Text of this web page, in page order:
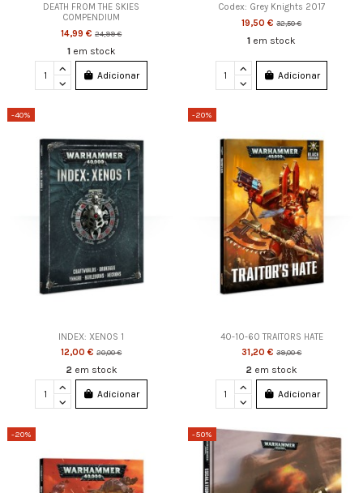
DEATH FROM THE SKIES
COMPENDIUM
14,99 €24,99 €
1 em stock
Adicionar
Codex: Grey Knights 2017
19,50 €32,50 €
1 em stock
Adicionar
-40%
INDEX: XENOS 1
12,00 €20,00 €
2 em stock
Adicionar
-20%
40-10-60 TRAITORS HATE
31,20 €39,00 €
2 em stock
Adicionar
-20% -50%